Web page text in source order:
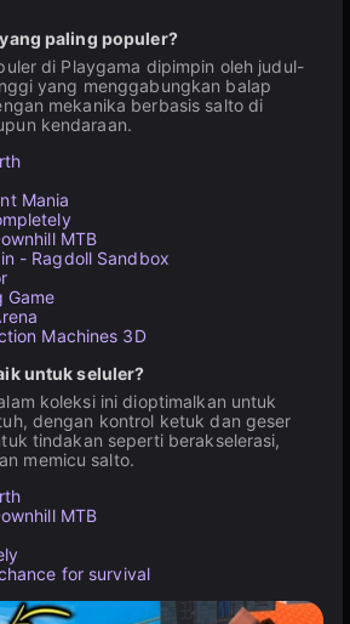
paling populer?
di Playgama dipimpin oleh judul-
yang menggabungkan balap
mekanika berbasis salto di
kendaraan.
Mania
MTB
- Ragdoll Sandbox
Game
Machines 3D
untuk seluler?
koleksi ini dioptimalkan untuk
dengan kontrol ketuk dan geser
tindakan seperti berakselerasi,
memicu salto.
MTB
for survival